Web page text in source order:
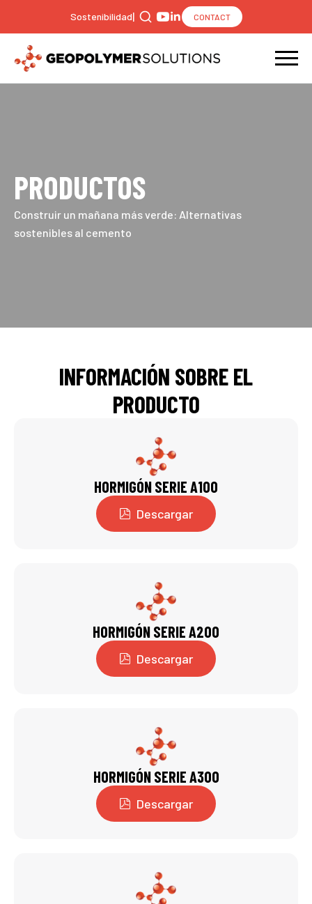
Sostenibilidad|
Search
for:
CONTACT
PRODUCTOS
Construir un mañana más verde: Alternativas
sostenibles al cemento
INFORMACIÓN SOBRE EL
PRODUCTO
HORMIGÓN SERIE A100
Descargar
HORMIGÓN SERIE A200
Descargar
HORMIGÓN SERIE A300
Descargar